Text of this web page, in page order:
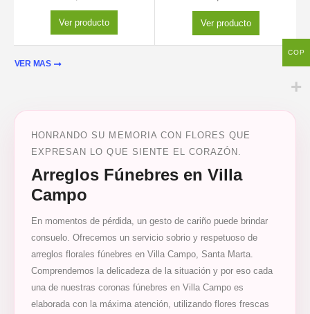
Ver producto Ver producto
VER MAS
HONRANDO SU MEMORIA CON FLORES QUE
EXPRESAN LO QUE SIENTE EL CORAZÓN.
Arreglos Fúnebres en Villa
Campo
En momentos de pérdida, un gesto de cariño puede brindar
consuelo. Ofrecemos un servicio sobrio y respetuoso de
arreglos florales fúnebres en Villa Campo, Santa Marta.
Comprendemos la delicadeza de la situación y por eso cada
una de nuestras coronas fúnebres en Villa Campo es
elaborada con la máxima atención, utilizando flores frescas
COP